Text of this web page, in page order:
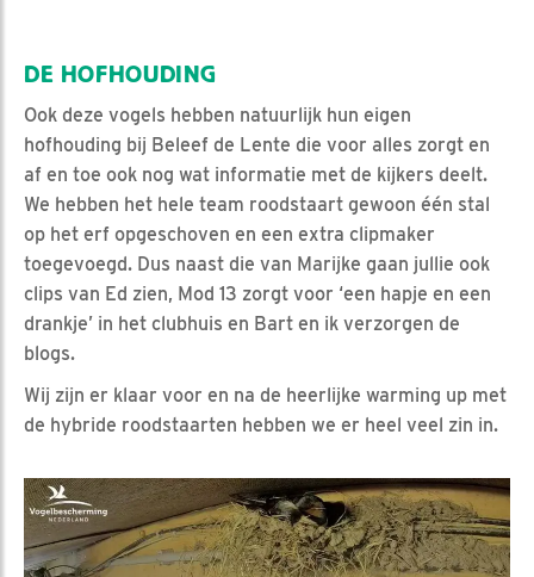
DE HOFHOUDING
Ook deze vogels hebben natuurlijk hun eigen
hofhouding bij Beleef de Lente die voor alles zorgt en
af en toe ook nog wat informatie met de kijkers deelt.
We hebben het hele team roodstaart gewoon één stal
op het erf opgeschoven en een extra clipmaker
toegevoegd. Dus naast die van Marijke gaan jullie ook
clips van Ed zien, Mod 13 zorgt voor ‘een hapje en een
drankje’ in het clubhuis en Bart en ik verzorgen de
blogs.
Wij zijn er klaar voor en na de heerlijke warming up met
de hybride roodstaarten hebben we er heel veel zin in.